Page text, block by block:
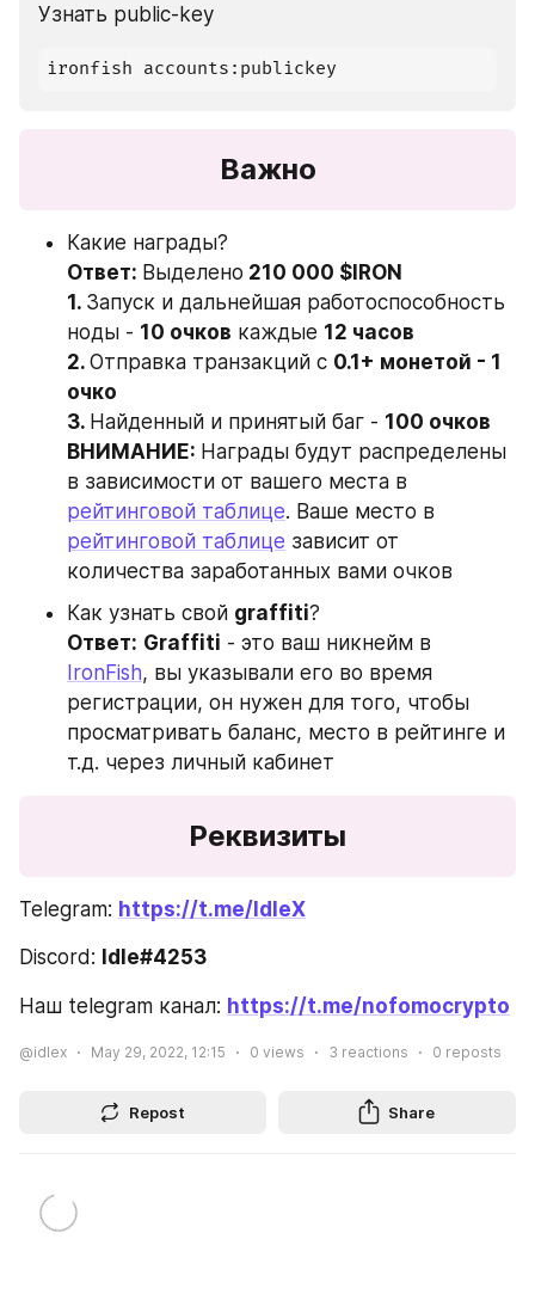
Узнать public-key
ironfish accounts:publickey
Важно
Какие награды?
Ответ: Выделено 210 000 $IRON
1. Запуск и дальнейшая работоспособность
ноды - 10 очков каждые 12 часов
2. Отправка транзакций с 0.1+ монетой - 1
очко
3. Найденный и принятый баг - 100 очков
ВНИМАНИЕ: Награды будут распределены
рейтинговой таблице
рейтинговой таблице зависит от
количества заработанных вами очков
Как узнать свой graffiti?
Ответ: Graffiti
IronFish, вы указывали его во время
регистрации, он нужен для того, чтобы
просматривать баланс, место в рейтинге и
т.д. через личный кабинет
Реквизиты
Telegram: https://t.me/IdleX
Discord: Idle#4253
Наш telegram канал: https://t.me/nofomocrypto
@idlex May 29, 2022, 12:15 0 views 3 reactions 0 reposts
Repost Share